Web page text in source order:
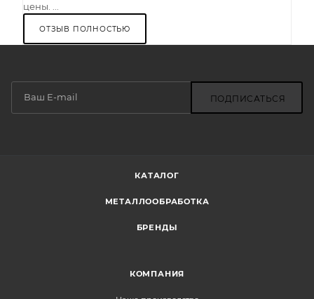
цены. ...
ОТЗЫВ ПОЛНОСТЬЮ
ПОДПИСАТЬСЯ
КАТАЛОГ
МЕТАЛЛООБРАБОТКА
БРЕНДЫ
КОМПАНИЯ